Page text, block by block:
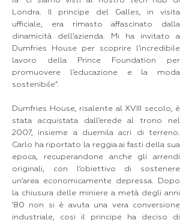
Londra. Il principe del Galles, in visita
ufficiale, era rimasto affascinato dalla
dinamicità dell’azienda. Mi ha invitato a
Dumfries House per scoprire l’incredibile
lavoro della Prince Foundation per
promuovere l’educazione e la moda
sostenibile”.
Dumfries House, risalente al XVIII secolo, è
stata acquistata dall’erede al trono nel
2007, insieme a duemila acri di terreno.
Carlo ha riportato la reggia ai fasti della sua
epoca, recuperandone anche gli arrendi
originali, con l’obiettivo di sostenere
un’area economicamente depressa. Dopo
la chiusura delle miniere a metà degli anni
’80 non si è avuta una vera conversione
industriale, cosi il principe ha deciso di